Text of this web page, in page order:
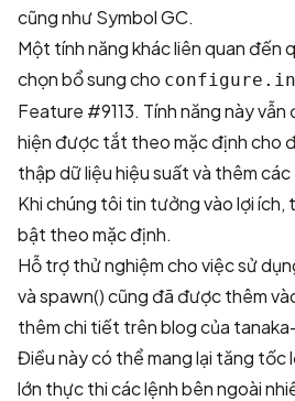
cũng như Symbol GC.
Một tính năng khác liên quan đến
chọn bổ sung cho configure.in
Feature #9113. Tính năng này
hiện được tắt theo mặc định cho
thập dữ liệu hiệu suất và thêm
Khi chúng tôi tin tưởng vào lợi ích,
bật theo mặc định.
Hỗ trợ thử nghiệm cho việc sử
và spawn() cũng đã được thêm
thêm chi tiết trênblog của
Điều này có thể mang lại tăng tốc
lớn thực thi các lệnh bên ngoài